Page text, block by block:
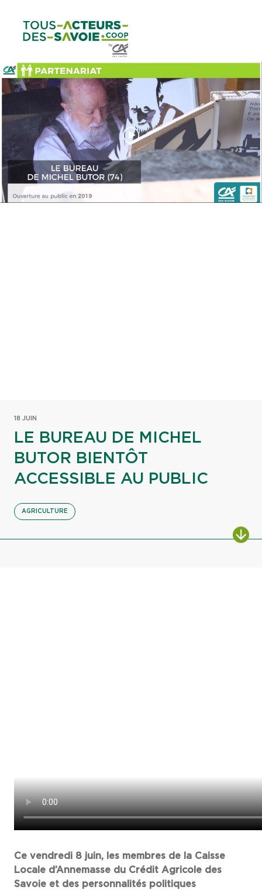
contenu
principal
18 JUIN
LE BUREAU DE MICHEL
BUTOR BIENTÔT
ACCESSIBLE AU PUBLIC
AGRICULTURE
Ce vendredi 8 juin, les membres de la Caisse
Locale d’Annemasse du Crédit Agricole des
Savoie et des personnalités politiques